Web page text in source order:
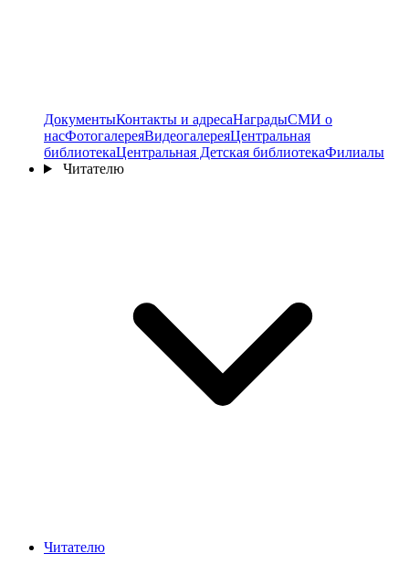
ДокументыКонтакты и адресаНаградыСМИ о
насФотогалереяВидеогалереяЦентральная
библиотекаЦентральная Детская библиотекаФилиалы
Читателю
Читателю